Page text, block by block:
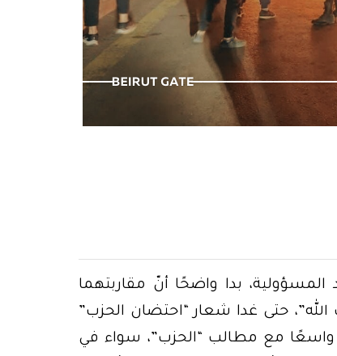
بدا واضحًا أنّ مقاربتهما
الله”، حتى غدا شعار “احتضان الحزب”
واسعًا مع مطالب “الحزب”، سواء في